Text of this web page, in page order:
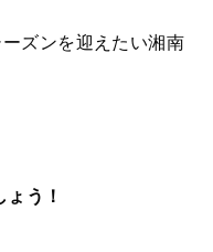
ズンを迎えたい湘南
う！